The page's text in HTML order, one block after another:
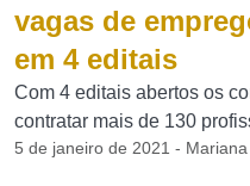
vagas de
em 4 editais
Com 4 editais abertos os
contratar mais de 130
5 de janeiro de 2021 -